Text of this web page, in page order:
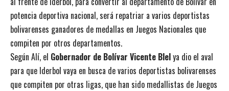
potencia deportiva nacional, será repatriar a varios deportistas
bolivarenses ganadores de medallas en Juegos Nacionales que
compiten por otros departamentos.
Según Alí, el Gobernador de Bolívar Vicente Blelya dio el aval
para que Iderbol vaya en busca de varios deportistas bolivarenses
que compiten por otras ligas, que han sido medallistas de Juegos